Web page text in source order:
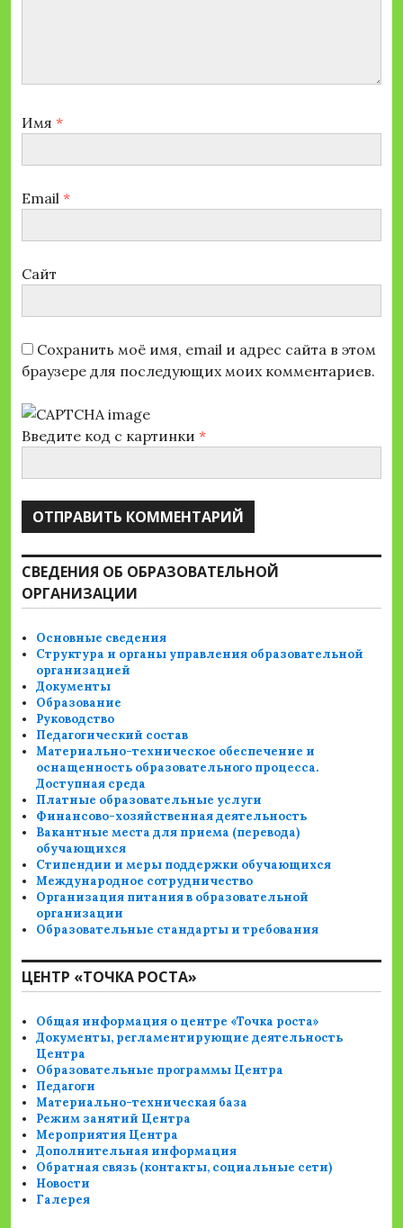
Имя *
Email *
Сайт
Сохранить моё имя, email и адрес сайта в этом
браузере для последующих моих комментариев.
Введите код с картинки *
СВЕДЕНИЯ ОБ ОБРАЗОВАТЕЛЬНОЙ
ОРГАНИЗАЦИИ
Основные сведения
Структура и органы управления образовательной
организацией
Документы
Образование
Руководство
Педагогический состав
Материально-техническое обеспечение и
оснащенность образовательного процесса.
Доступная среда
Платные образовательные услуги
Финансово-хозяйственная деятельность
Вакантные места для приема (перевода)
обучающихся
Стипендии и меры поддержки обучающихся
Международное сотрудничество
Организация питания в образовательной
организации
Образовательные стандарты и требования
ЦЕНТР «ТОЧКА РОСТА»
Общая информация о центре «Точка роста»
Документы, регламентирующие деятельность
Центра
Образовательные программы Центра
Педагоги
Материально-техническая база
Режим занятий Центра
Мероприятия Центра
Дополнительная информация
Обратная связь (контакты, социальные сети)
Новости
Галерея